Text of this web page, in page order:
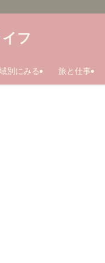
フ
別にみる 旅と仕事